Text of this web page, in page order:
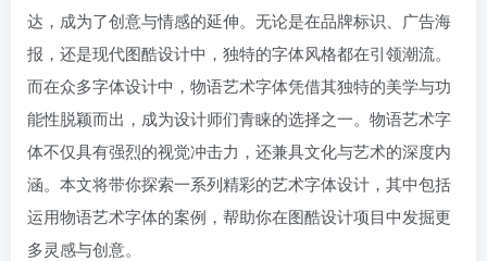
达，成为了创意与情感的延伸。无论是在品牌标识、广告海
报，还是现代图酷设计中，独特的字体风格都在引领潮流。
而在众多字体设计中，物语艺术字体凭借其独特的美学与功
能性脱颖而出，成为设计师们青睐的选择之一。物语艺术字
体不仅具有强烈的视觉冲击力，还兼具文化与艺术的深度内
涵。本文将带你探索一系列精彩的艺术字体设计，其中包括
运用物语艺术字体的案例，帮助你在图酷设计项目中发掘更
多灵感与创意。